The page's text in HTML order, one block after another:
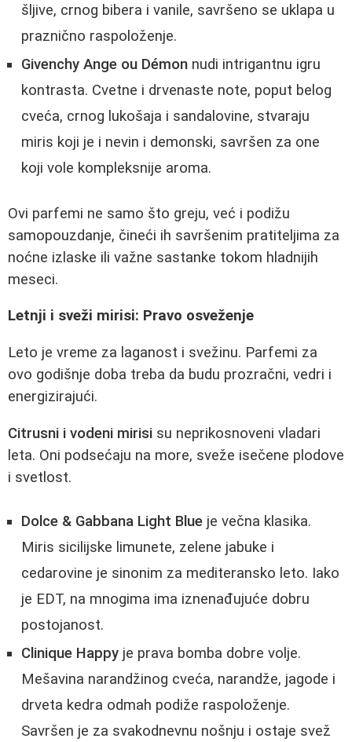
šljive, crnog bibera i vanile, savršeno se uklapa u
praznično raspoloženje.
Givenchy Ange ou Démon nudi intrigantnu igru
kontrasta. Cvetne i drvenaste note, poput belog
cveća, crnog lukošaja i sandalovine, stvaraju
miris koji je i nevin i demonski, savršen za one
koji vole kompleksnije aroma.
Ovi parfemi ne samo što greju, već i podižu
samopouzdanje, čineći ih savršenim pratiteljima za
noćne izlaske ili važne sastanke tokom hladnijih
meseci.
Letnji i sveži mirisi: Pravo osveženje
Leto je vreme za laganost i svežinu. Parfemi za
ovo godišnje doba treba da budu prozračni, vedri i
energizirajući.
Citrusni i vodeni mirisi su neprikosnoveni vladari
leta. Oni podsećaju na more, sveže isečene plodove
i svetlost.
Dolce & Gabbana Light Blue je večna klasika.
Miris sicilijske limunete, zelene jabuke i
cedarovine je sinonim za mediteransko leto. Iako
je EDT, na mnogima ima iznenađujuće dobru
postojanost.
Clinique Happy je prava bomba dobre volje.
Mešavina narandžinog cveća, narandže, jagode i
drveta kedra odmah podiže raspoloženje.
Savršen je za svakodnevnu nošnju i ostaje svež